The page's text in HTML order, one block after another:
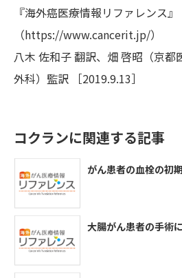
『海外癌医療情報リファレンス』
（https://www.cancerit.jp/）
八木 佐和子 翻訳、畑 啓昭（京都
外科）監訳 ［2019.9.13］
コクランに関連する記事
がん患者の血栓の初
大腸がん患者の手術